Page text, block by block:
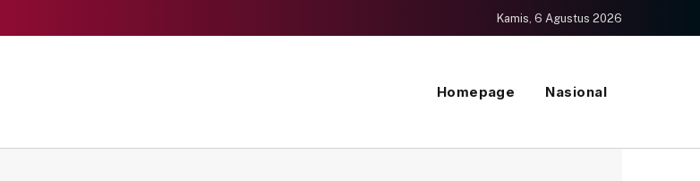
Kamis, 6 Agustus 2026
Homepage Nasional